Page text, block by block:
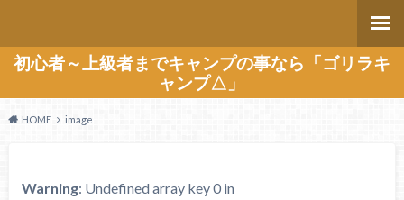
初心者～上級者までキャンプの事なら「ゴリラキ
ャンプ△」
HOME image
Warning: Undefined array key 0 in